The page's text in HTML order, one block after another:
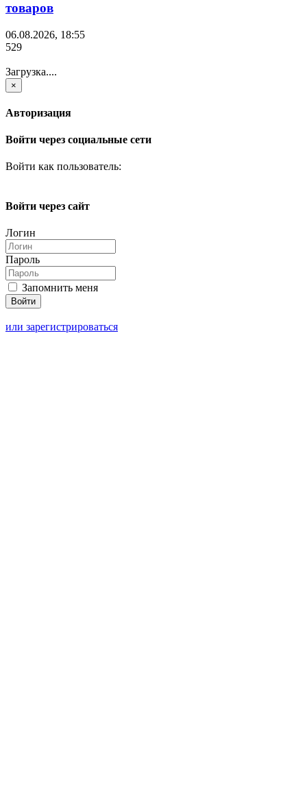
товаров
06.08.2026, 18:55
529
Загрузка....
×
Авторизация
Войти через социальные сети
Войти как пользователь:
Войти через сайт
Логин
Пароль
Запомнить меня
или зарегистрироваться